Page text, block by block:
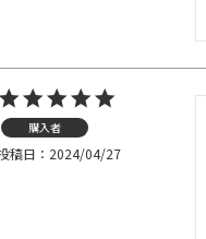
購入者
稿日 2024/04/27